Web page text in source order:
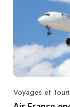
Category
Voyages et